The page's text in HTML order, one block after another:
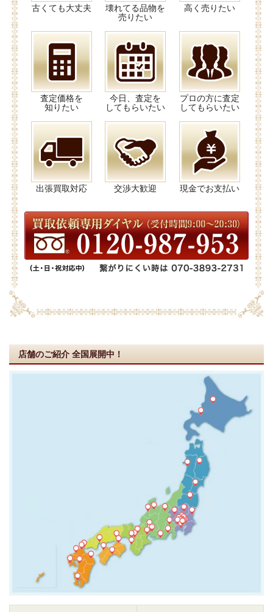
古くても大丈夫
壊れてる品物を
売りたい
高く売りたい
査定価格を
知りたい
今日、査定を
してもらいたい
プロの方に査定
してもらいたい
出張買取対応 交渉大歓迎 現金でお支払い
店舗のご紹介 全国展開中！